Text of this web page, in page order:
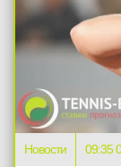
Новости 09:35